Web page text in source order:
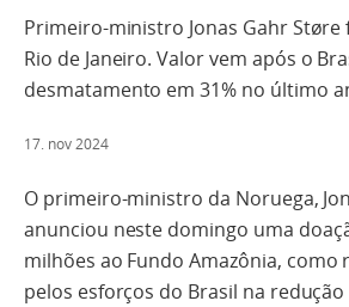
Primeiro-ministro Jonas Gahr Støre
Rio de Janeiro. Valor vem após o
desmatamento em 31% no último
17. nov 2024
O primeiro-ministro da Noruega,
anunciou neste domingo uma
milhões ao Fundo Amazônia, como
pelos esforços do Brasil na redução